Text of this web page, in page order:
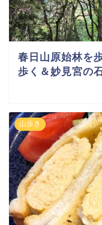
春日山原始林を
歩く＆妙見宮の
山歩き